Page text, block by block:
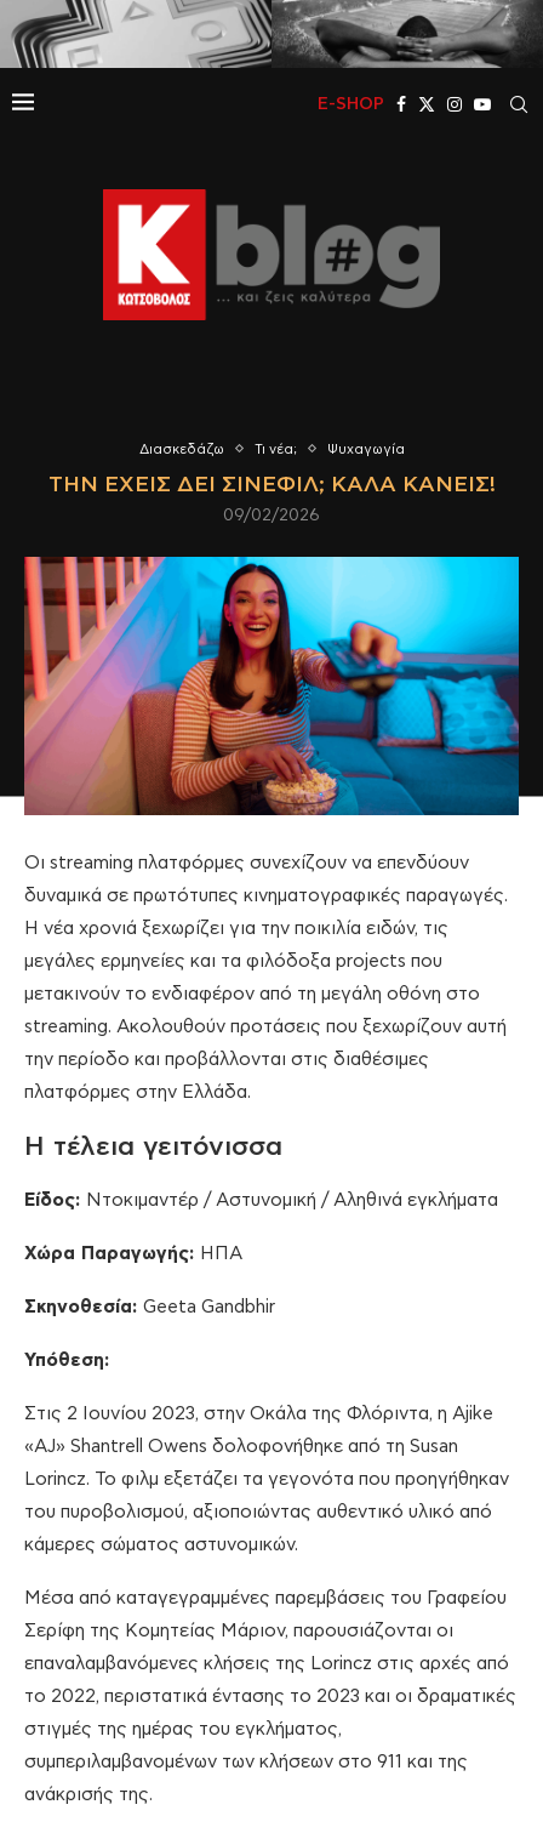
E-SHOP
Διασκεδάζω Τι νέα; Ψυχαγωγία
ΤΗΝ ΈΧΕΙΣ ΔΕΙ ΣΙΝΕΦΊΛ; ΚΑΛΆ ΚΑΝΕΊΣ!
09/02/2026
Οι streaming πλατφόρμες συνεχίζουν να επενδύουν
δυναμικά σε πρωτότυπες κινηματογραφικές παραγωγές.
Η νέα χρονιά ξεχωρίζει για την ποικιλία ειδών, τις
μεγάλες ερμηνείες και τα φιλόδοξα projects που
μετακινούν το ενδιαφέρον από τη μεγάλη οθόνη στο
streaming. Ακολουθούν προτάσεις που ξεχωρίζουν αυτή
την περίοδο και προβάλλονται στις διαθέσιμες
πλατφόρμες στην Ελλάδα.
Η τέλεια γειτόνισσα
Είδος: Ντοκιμαντέρ / Αστυνομική / Αληθινά εγκλήματα
Χώρα Παραγωγής: ΗΠΑ
Σκηνοθεσία: Geeta Gandbhir
Υπόθεση:
Στις 2 Ιουνίου 2023, στην Οκάλα της Φλόριντα, η Ajike
«AJ» Shantrell Owens δολοφονήθηκε από τη Susan
Lorincz. Το φιλμ εξετάζει τα γεγονότα που προηγήθηκαν
του πυροβολισμού, αξιοποιώντας αυθεντικό υλικό από
κάμερες σώματος αστυνομικών.
Μέσα από καταγεγραμμένες παρεμβάσεις του Γραφείου
Σερίφη της Κομητείας Μάριον, παρουσιάζονται οι
επαναλαμβανόμενες κλήσεις της Lorincz στις αρχές από
το 2022, περιστατικά έντασης το 2023 και οι δραματικές
στιγμές της ημέρας του εγκλήματος,
συμπεριλαμβανομένων των κλήσεων στο 911 και της
ανάκρισής της.